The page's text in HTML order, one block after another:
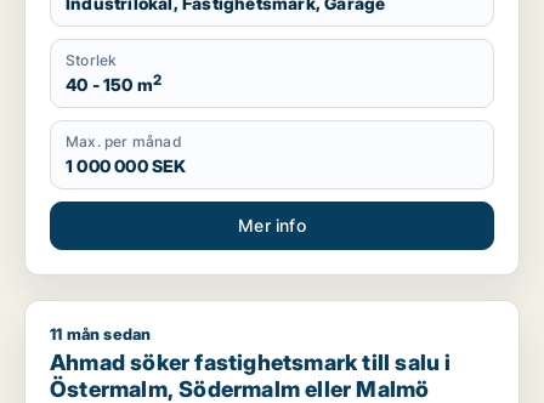
Storlek
40 - 150 m2
Max. per månad
1 000 000 SEK
Mer info
Ahmad söker fastighetsmark till salu i Östermalm,
11 mån sedan
Ahmad söker fastighetsmark till salu i
Östermalm, Södermalm eller Malmö